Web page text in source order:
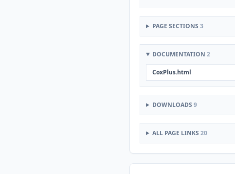
PAGE SECTIONS 3
DOCUMENTATION 2
CoxPlus.html
DOWNLOADS 9
ALL PAGE LINKS 20